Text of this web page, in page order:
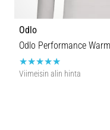
Odlo
Odlo Performance
Viimeisin alin hinta